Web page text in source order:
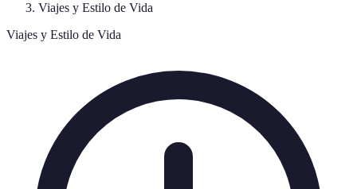
Viajes y Estilo de Vida
Viajes y Estilo de Vida